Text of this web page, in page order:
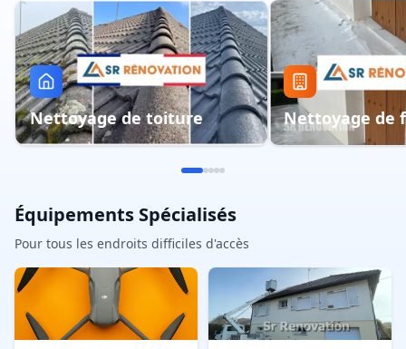
Nettoyage de toiture Nettoyage de
Équipements Spécialisés
Pour tous les endroits difficiles d'accès